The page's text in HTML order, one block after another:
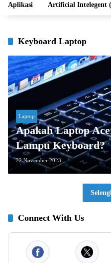
Aplikasi Artificial Intelegent
Keyboard Laptop
Laptop
Apakah Laptop
Lampu Keyboard?
22 November 2023
Connect With Us